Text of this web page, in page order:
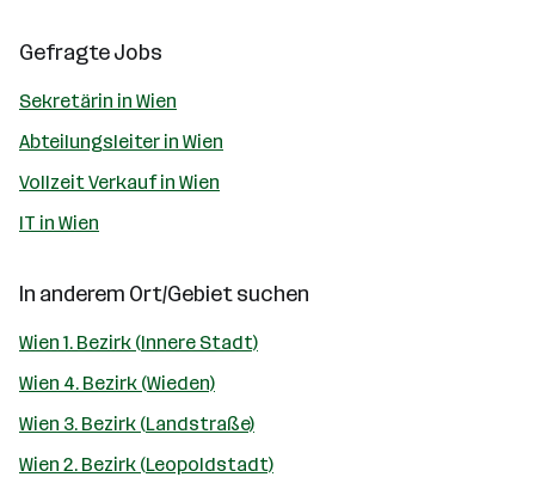
Gefragte Jobs
Sekretärin in Wien
Abteilungsleiter in Wien
Vollzeit Verkauf in Wien
IT in Wien
In anderem Ort/Gebiet suchen
Wien 1. Bezirk (Innere Stadt)
Wien 4. Bezirk (Wieden)
Wien 3. Bezirk (Landstraße)
Wien 2. Bezirk (Leopoldstadt)